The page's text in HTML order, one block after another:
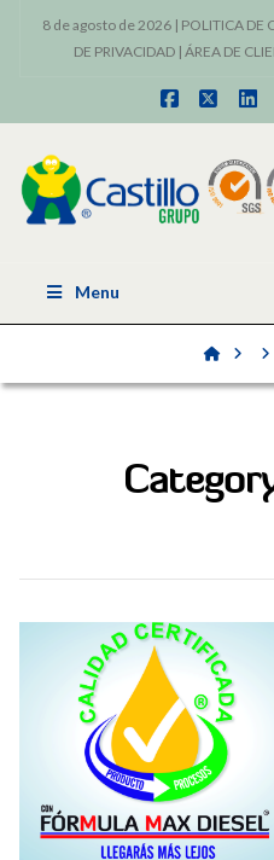
8 de agosto de 2026 | POLITICA DE
DE PRIVACIDAD| ÁREA DE
Facebook
X
Menu
Home